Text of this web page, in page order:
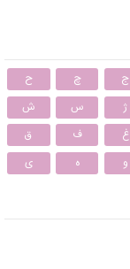
ج چ
ح
ژ س
ش
غ ف
ق
و ه ی